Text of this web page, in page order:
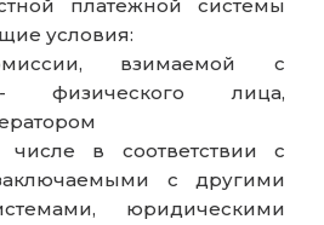
платежной системы
условия:
взимаемой с
физического лица,
в соответствии с
с другими
юридическими